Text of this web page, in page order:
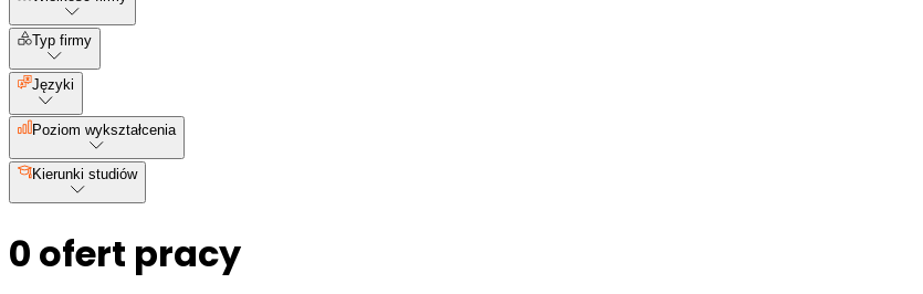
Typ firmy
Języki
Poziom wykształcenia
Kierunki studiów
0 ofert pracy